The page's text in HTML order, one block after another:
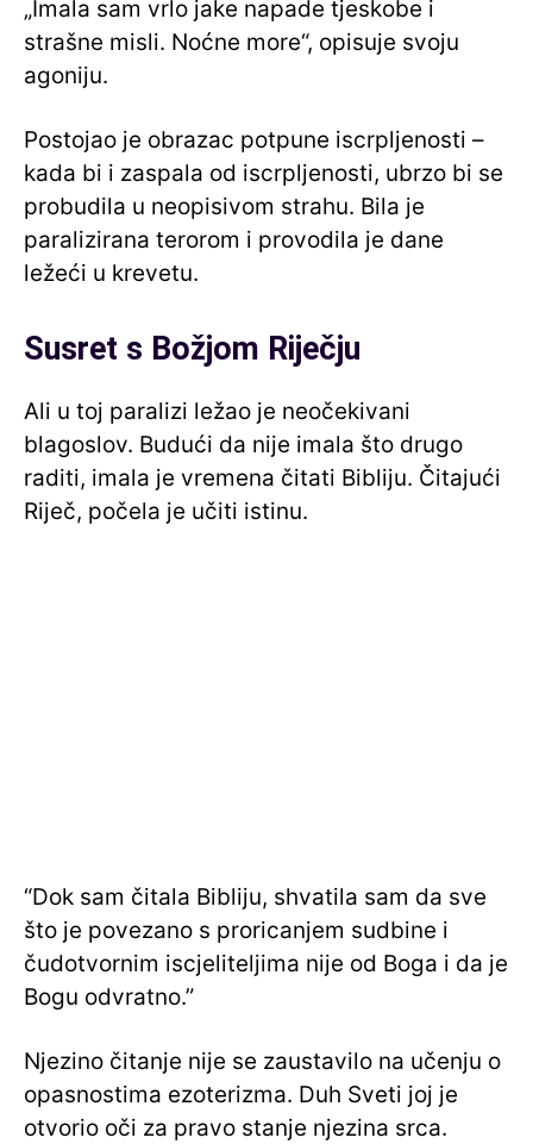
„Imala sam vrlo jake napade tjeskobe i
strašne misli. Noćne more“, opisuje svoju
agoniju.
Postojao je obrazac potpune iscrpljenosti –
kada bi i zaspala od iscrpljenosti, ubrzo bi se
probudila u neopisivom strahu. Bila je
paralizirana terorom i provodila je dane
ležeći u krevetu.
Susret s Božjom Riječju
Ali u toj paralizi ležao je neočekivani
blagoslov. Budući da nije imala što drugo
raditi, imala je vremena čitati Bibliju. Čitajući
Riječ, počela je učiti istinu.
“Dok sam čitala Bibliju, shvatila sam da sve
što je povezano s proricanjem sudbine i
čudotvornim iscjeliteljima nije od Boga i da je
Bogu odvratno.”
Njezino čitanje nije se zaustavilo na učenju o
opasnostima ezoterizma. Duh Sveti joj je
otvorio oči za pravo stanje njezina srca.